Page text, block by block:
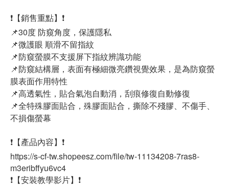
❗【銷售重點】❗
📌30度 防窺角度，保護隱私
📌微護眼 順滑不留指紋
📌防窺螢膜不支援屏下指紋辨識功能
📌防窺結構層，表面有極細微亮鑽視覺效果，是為防窺螢
膜表面作用特性
📌高透氣性，貼合氣泡自動消，刮痕修復自動修復
📌全特殊膠面貼合，殊膠面貼合，撕除不殘膠、不傷手、
不損傷螢幕
❗【產品內容】❗
https://s-cf-tw.shopeesz.com/file/tw-11134208-7ras8-
m3eribffyu6vc4
❗【安裝教學影片】❗